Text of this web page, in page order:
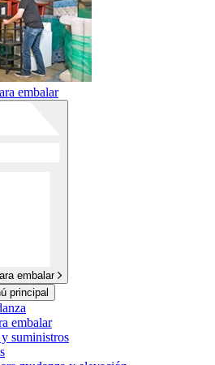
embalar
embalar
principal
embalar
suministros